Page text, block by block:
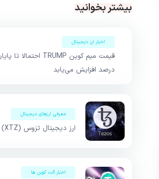
بیشتر بخوانید
اخبار ارز دیجیتال
درصد افزایش می‌یابد
معرفی ارزهای دیجیتال
ارز دیجیتال تزوس (XTZ) چیست؟
اخبار آلت کوین ها